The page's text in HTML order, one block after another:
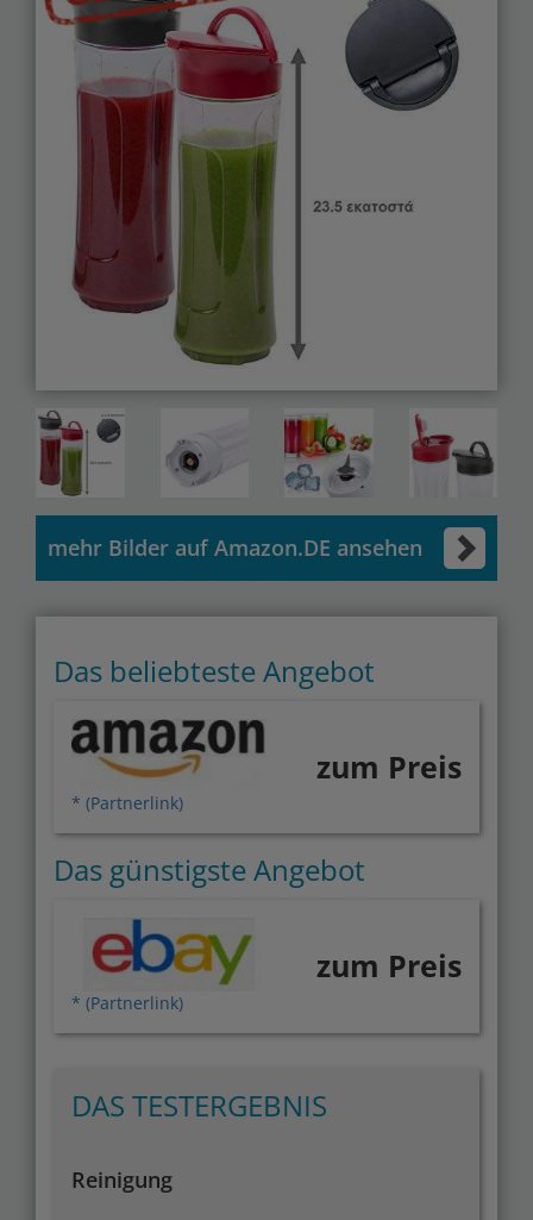
mehr Bilder auf Amazon.DE ansehen
Das beliebteste Angebot
* (Partnerlink)
zum Preis
Das günstigste Angebot
* (Partnerlink)
zum Preis
DAS TESTERGEBNIS
Reinigung